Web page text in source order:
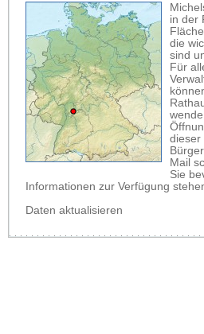
in der
die
sind
Für
dieser
Mail
Sie
Informationen zur Verfügung
Daten aktualisieren